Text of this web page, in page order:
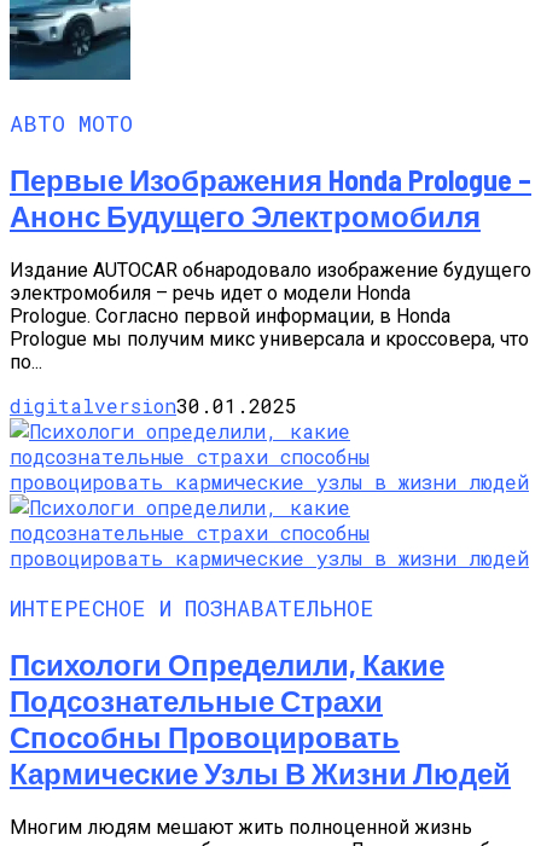
АВТО МОТО
Первые Изображения Honda Prologue –
Анонс Будущего Электромобиля
Издание AUTOCAR обнародовало изображение будущего
электромобиля – речь идет о модели Honda
Prologue. Согласно первой информации, в Honda
Prologue мы получим микс универсала и кроссовера, что
по...
digitalversion30.01.2025
ИНТЕРЕСНОЕ И ПОЗНАВАТЕЛЬНОЕ
Психологи Определили, Какие
Подсознательные Страхи
Способны Провоцировать
Кармические Узлы В Жизни Людей
Многим людям мешают жить полноценной жизнь